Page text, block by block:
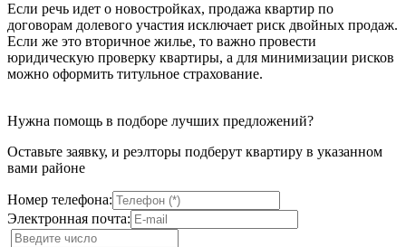
Если речь идет о новостройках, продажа квартир по
договорам долевого участия исключает риск двойных продаж.
Если же это вторичное жилье, то важно провести
юридическую проверку квартиры, а для минимизации рисков
можно оформить титульное страхование.
Нужна помощь в подборе лучших предложений?
Оставьте заявку, и реэлторы подберут квартиру в указанном
вами районе
Номер телефона:
Электронная почта: